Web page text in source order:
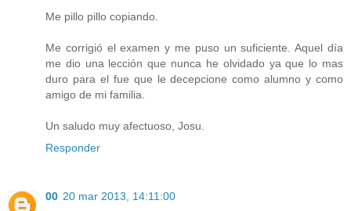
Me pillo pillo copiando.
Me corrigió el examen y me puso un suficiente. Aquel día
me dio una lección que nunca he olvidado ya que lo mas
duro para el fue que le decepcione como alumno y como
amigo de mi familia.
Un saludo muy afectuoso, Josu.
Responder
00 20 mar 2013, 14:11:00